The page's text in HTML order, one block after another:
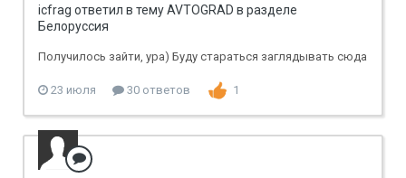
icfrag ответил в тему AVTOGRAD в разделе
Белоруссия
Получилось зайти, ура) Буду стараться заглядывать сюда
23 июля 30 ответов 1